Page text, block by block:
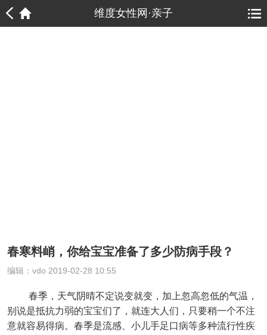
维度女性网·亲子
春寒料峭，你给宝宝准备了多少防病手段？
编辑：vdo 2019-02-28 10:55
春季，天气阴晴不定说变就变，加上忽高忽低的气温，
别说是抵抗力弱的宝宝们了，就连大人们，只要稍一个不注
意就容易得病。春季是流感、小儿手足口病等多种流行性疾
1 1